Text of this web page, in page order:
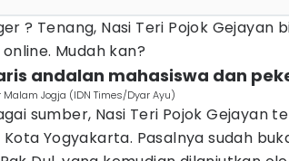
? Tenang, Nasi Teri Pojok Gejayan
Mudah kan?
andalan mahasiswa dan
Malam Jogja (IDN Times/Dyar Ayu)
sumber, Nasi Teri Pojok Gejayan
Yogyakarta. Pasalnya sudah